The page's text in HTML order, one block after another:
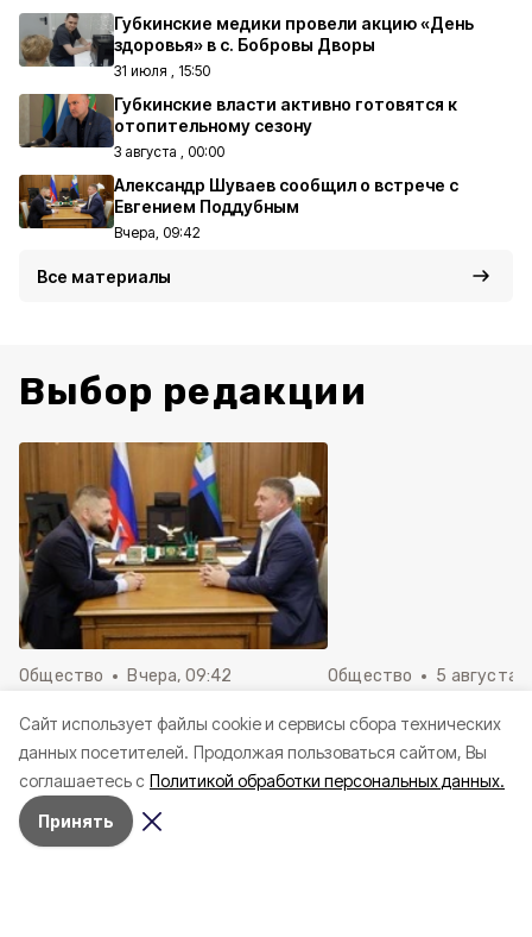
Cайт использует файлы cookie и сервисы сбора технических
данных посетителей. Продолжая пользоваться сайтом, Вы
соглашаетесь с Политикой обработки персональных данных.
Принять
Губкинские медики провели акцию «День
здоровья» в с. Бобровы Дворы
31 июля , 15:50
Губкинские власти активно готовятся к
отопительному сезону
3 августа , 00:00
Александр Шуваев сообщил о встрече с
Евгением Поддубным
Вчера, 09:42
Все материалы
Выбор редакции
Общество Вчера, 09:42
встрече с Евгением
Поддубным
Общество 5 августа ,
встрече с
России